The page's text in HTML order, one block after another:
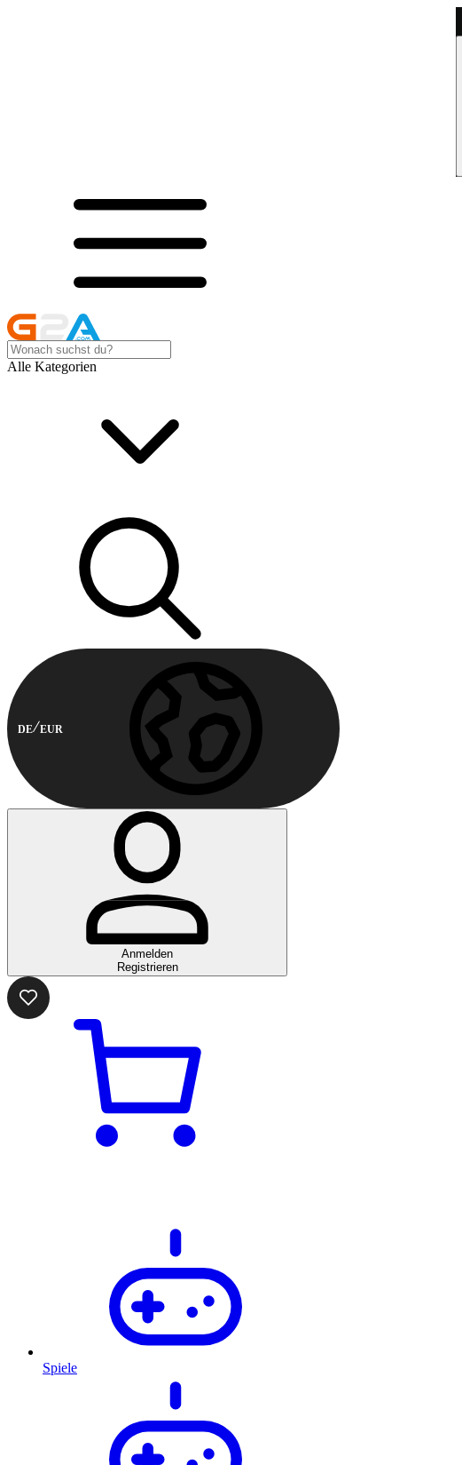
Alle Kategorien
DE EUR
Anmelden
Registrieren
Spiele